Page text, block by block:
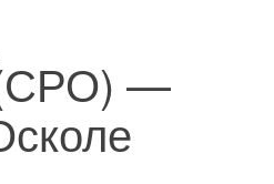
(СРО) —